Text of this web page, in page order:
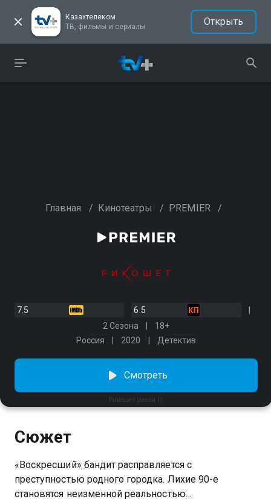
Казахтелеком
ТВ, фильмы и сериалы
Открыть
Главная / Кинотеатры / PREMIER /
7.5
6.5
2 Сезона
18+
Россия
2020 Детектив
Рикошет (сезон 1)
Смотреть
Сюжет
«Воскресший» бандит расправляется с
преступностью родного городка. Лихие 90-е
становятся неизменной реальностью